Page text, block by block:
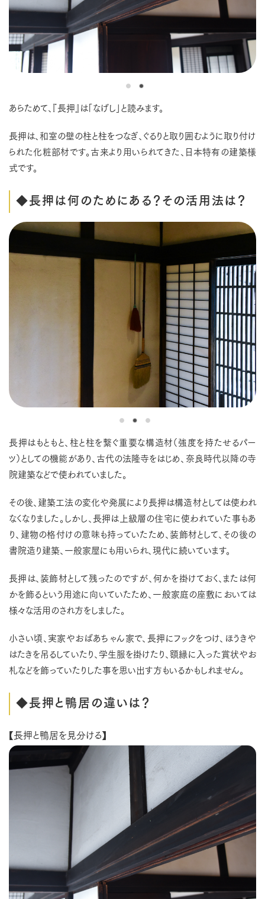
あらためて、『長押』は「なげし」と読みます。
長押は、和室の壁の柱と柱をつなぎ、ぐるりと取り囲むように取り付け
られた化粧部材です。古来より用いられてきた、日本特有の建築様
式です。
◆長押は何のためにある？その活用法は？
長押はもともと、柱と柱を繋ぐ重要な構造材（強度を持たせるパー
ツ）としての機能があり、古代の法隆寺をはじめ、奈良時代以降の寺
院建築などで使われていました。
その後、建築工法の変化や発展により長押は構造材としては使われ
なくなりました。しかし、長押は上級層の住宅に使われていた事もあ
り、建物の格付けの意味も持っていたため、装飾材として、その後の
書院造り建築、一般家屋にも用いられ、現代に続いています。
長押は、装飾材として残ったのですが、何かを掛けておく、または何
かを飾るという用途に向いていたため、一般家庭の座敷においては
様々な活用のされ方をしました。
小さい頃、実家やおばあちゃん家で、長押にフックをつけ、ほうきや
はたきを吊るしていたり、学生服を掛けたり、額縁に入った賞状やお
札などを飾っていたりした事を思い出す方もいるかもしれません。
◆長押と鴨居の違いは？
【長押と鴨居を見分ける】